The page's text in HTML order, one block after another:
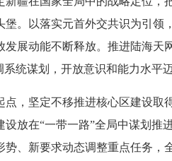
。以落实元首外交共识为引领
展动能不断释放。推进陆海天
统谋划，开放意识和能力水平迈
，坚定不移推进核心区建设取
放在“一带一路”全局中谋划推
、新要求动态调整重点任务，